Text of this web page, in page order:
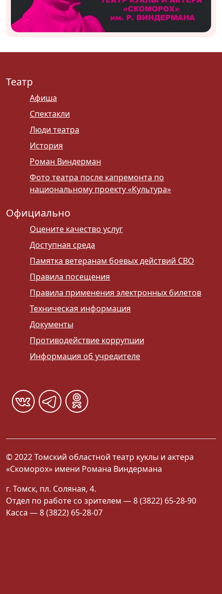
Театр
Афиша
Спектакли
Люди театра
История
Роман Виндерман
Фото театра после капремонта по
национальному проекту «Культура»
Официально
Оцените качество услуг
Доступная среда
Памятка ветеранам боевых действий СВО
Правила посещения
Правила применения электронных билетов
Техническая информация
Документы
Противодействие коррупции
Информация об учредителе
© 2022 Томский областной театр куклы и актера
«Скоморох» имени Романа Виндермана
г. Томск, пл. Соляная, 4.
Отдел по работе со зрителем — 8 (3822) 65-28-90
Касса — 8 (3822) 65-28-07